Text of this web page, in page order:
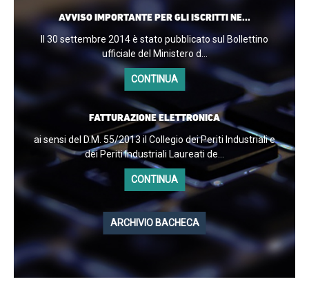
AVVISO IMPORTANTE PER GLI ISCRITTI NE...
Il 30 settembre 2014 è stato pubblicato sul Bollettino
ufficiale del Ministero d...
CONTINUA
FATTURAZIONE ELETTRONICA
ai sensi del D.M. 55/2013 il Collegio dei Periti Industriali e
dei Periti Industriali Laureati de...
CONTINUA
ARCHIVIO BACHECA